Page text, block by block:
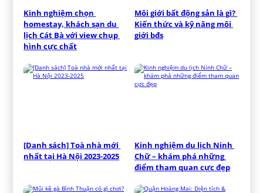
Kinh nghiệm chọn
homestay, khách sạn du
lịch Cát Bà với view chụp
hình cực chất
Môi giới bất động sản là gì?
Kiến thức và kỹ năng môi
giới bđs
[Danh sách] Toà nhà mới
nhất tại Hà Nội 2023-2025
Kinh nghiệm du lịch Ninh
Chữ – khám phá những
điểm tham quan cực đẹp